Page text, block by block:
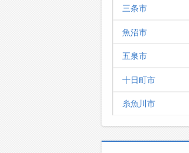
三条市
魚沼市
五泉市
十日町市
糸魚川市